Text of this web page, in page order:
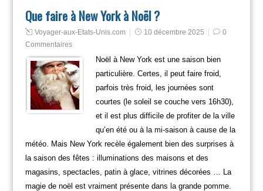
Que faire à New York à Noël ?
Voyager-aux-Etats-Unis.com 10 décembre 2025
0
Commentaires
Noël à New York est une saison bien
particulière. Certes, il peut faire froid,
parfois très froid, les journées sont
courtes (le soleil se couche vers 16h30),
et il est plus difficile de profiter de la ville
qu’en été ou à la mi-saison à cause de la
météo. Mais New York recèle également bien des surprises à
la saison des fêtes : illuminations des maisons et des
magasins, spectacles, patin à glace, vitrines décorées … La
magie de noël est vraiment présente dans la grande pomme.